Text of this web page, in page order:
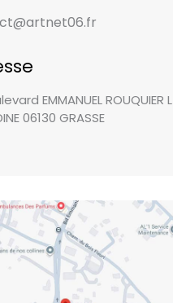
EMMANUEL ROUQUIER L
06130 GRASSE